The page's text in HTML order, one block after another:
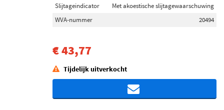
Slijtageindicator
Met akoestische slijtagewaarschuwing
WVA-nummer
20494
€ 43,77
Tijdelijk uitverkocht